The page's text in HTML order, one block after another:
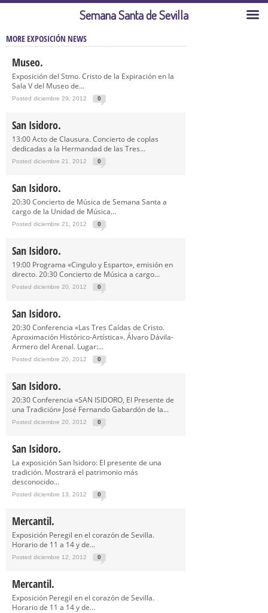
MORE EXPOSICIÓN NEWS
Museo.
Exposición del Stmo. Cristo de la Expiración en la
Sala V del Museo de...
Posted diciembre 29, 2012 0
San Isidoro.
13:00 Acto de Clausura. Concierto de coplas
dedicadas a la Hermandad de las Tres...
Posted diciembre 21, 2012 0
San Isidoro.
20:30 Concierto de Música de Semana Santa a
cargo de la Unidad de Música...
Posted diciembre 21, 2012 0
San Isidoro.
19:00 Programa «Cingulo y Esparto», emisión en
directo. 20:30 Concierto de Música a cargo...
Posted diciembre 20, 2012 0
San Isidoro.
20:30 Conferencia «Las Tres Caídas de Cristo.
Aproximación Histórico-Artística». Álvaro Dávila-
Armero del Arenal. Lugar:...
Posted diciembre 20, 2012 0
San Isidoro.
20:30 Conferencia «SAN ISIDORO, El Presente de
una Tradición» José Fernando Gabardón de la...
Posted diciembre 20, 2012 0
San Isidoro.
La exposición San Isidoro: El presente de una
tradición. Mostrará el patrimonio más
desconocido...
Posted diciembre 13, 2012 0
Mercantil.
Exposición Peregil en el corazón de Sevilla.
Horario de 11 a 14 y de...
Posted diciembre 12, 2012 0
Mercantil.
Exposición Peregil en el corazón de Sevilla.
Horario de 11 a 14 y de...
Semana Santa de Sevilla